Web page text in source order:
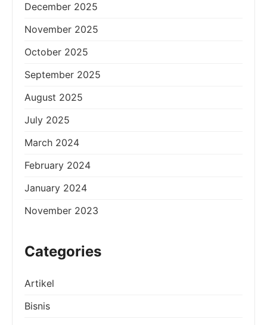
December 2025
November 2025
October 2025
September 2025
August 2025
July 2025
March 2024
February 2024
January 2024
November 2023
Categories
Artikel
Bisnis